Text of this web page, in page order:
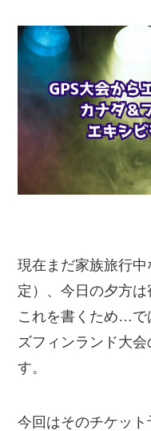
現在まだ家族旅行
定）、今日の夕方は
これを書くため…で
ズフィンランド大
す。
今回はそのチケッ